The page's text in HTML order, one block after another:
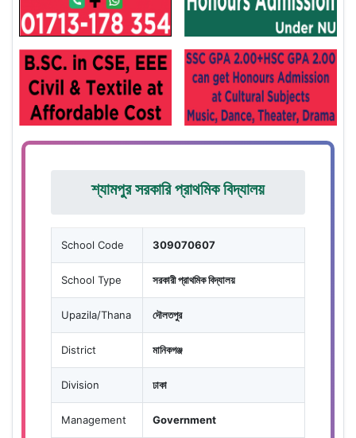
শ্যামপুর সরকারি প্রাথমিক বিদ্যালয়
School Code 309070607
School Type সরকারী প্রাথমিক বিদ্যালয়
Upazila/Thana দৌলতপুর
District মানিকগঞ্জ
Division ঢাকা
Management Government